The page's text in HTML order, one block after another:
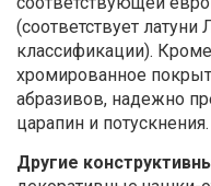
(соответствует
классификации).
хромированное
абразивов, надежно
царапин и потускнения.
Другие